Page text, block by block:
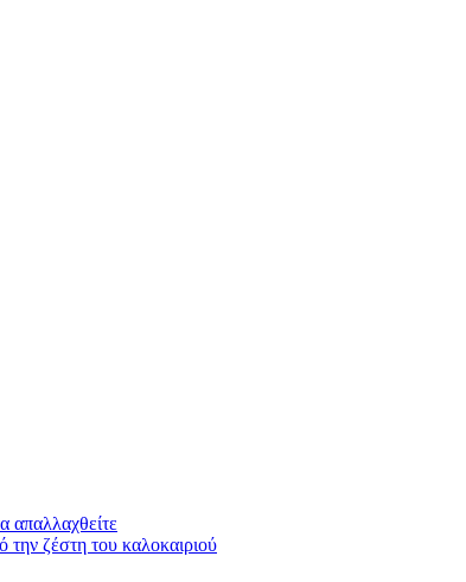
απαλλαχθείτε
ζέστη του καλοκαιριού